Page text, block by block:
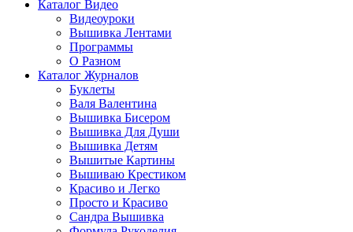
Каталог Видео
Видеоуроки
Вышивка Лентами
Программы
О Разном
Каталог Журналов
Буклеты
Валя Валентина
Вышивка Бисером
Вышивка Для Души
Вышивка Детям
Вышитые Картины
Вышиваю Крестиком
Красиво и Легко
Просто и Красиво
Сандра Вышивка